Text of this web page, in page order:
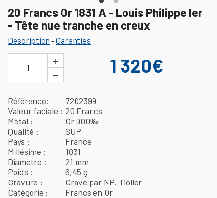
20 Francs Or 1831 A - Louis Philippe Ier
- Tête nue tranche en creux
Description -Garanties
1
+
−
1 320€
Référence
7202399
Valeur faciale
20 Francs
Métal
Or 900‰
Qualité
SUP
Pays
France
Millésime
1831
Diamètre
21 mm
Poids
6,45 g
Gravure
Gravé par NP. Tiolier
Catégorie
Francs en Or